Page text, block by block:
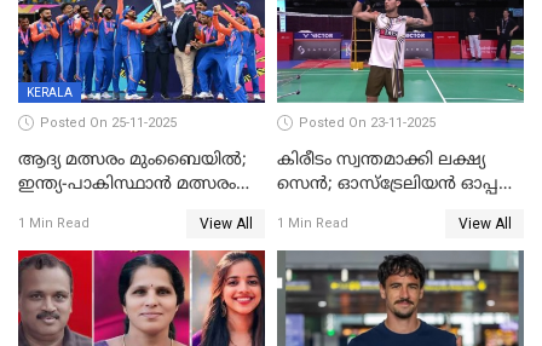
വിക്കറ്റിന് തകര്‍ത്ത് കേരളം
KERALA
Posted On 25-11-2025
ആദ്യ മത്സരം മുംബൈയിൽ;
ഇന്ത്യ-പാകിസ്ഥാൻ മത്സരം
ലോകകപ്പിന്‍റെ മത്സരക്രമം
പ്രഖ്യാപിച്ചു
1 Min Read View All
Posted On 23-11-2025
കിരീടം സ്വന്തമാക്കി ലക്ഷ്യ
സെന്‍; ഓസ്ട്രേലിയന്‍ ഓപ്പണ്‍
1 Min Read View All